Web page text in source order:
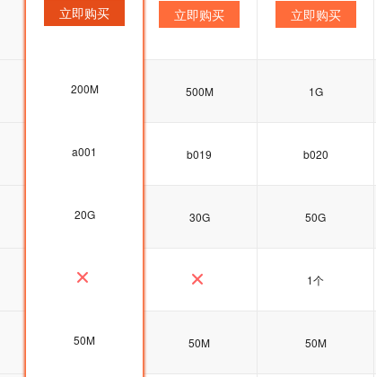
立即购买 立即购买 立即购买
200M 500M 1G
a001 b019 b020
20G 30G 50G
1个
50M 50M 50M
立即购买
200M
a001
20G
50M